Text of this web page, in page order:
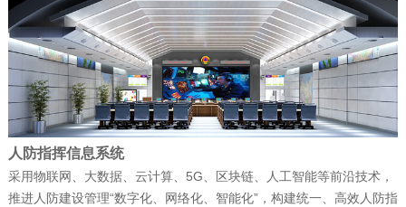
公司新闻| 2025-12-19
富晋天维公司介绍
公司新闻| 2025-12-15
捷报！富晋天维海军某部军舰演训信息化
平台顺利通过验收
人防指挥信息系统
采用物联网、大数据、云计算、5G、区块链、人工智能等前沿技术，
推进人防建设管理“数字化、网络化、智能化”，构建统一、高效人防指